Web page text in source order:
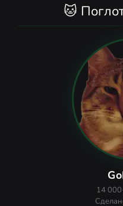
🐱
14